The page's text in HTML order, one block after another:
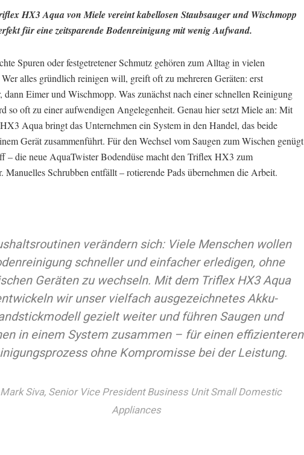
HX3 Aqua von Miele vereint kabellosen Staubsauger und Wischmopp
für eine zeitsparende Bodenreinigung mit wenig Aufwand.
Spuren oder festgetretener Schmutz gehören zum Alltag in vielen
alles gründlich reinigen will, greift oft zu mehreren Geräten: erst
dann Eimer und Wischmopp. Was zunächst nach einer schnellen Reinigung
so oft zu einer aufwendigen Angelegenheit. Genau hier setzt Miele an: Mit
Aqua bringt das Unternehmen ein System in den Handel, das beide
Gerät zusammenführt. Für den Wechsel vom Saugen zum Wischen genügt
– die neue AquaTwister Bodendüse macht den Triflex HX3 zum
Manuelles Schrubben entfällt – rotierende Pads übernehmen die Arbeit.
verändern sich: Viele Menschen wollen
schneller und einfacher erledigen, ohne
Geräten zu wechseln. Mit dem Triflex HX3 Aqua
wir unser vielfach ausgezeichnetes Akku-
gezielt weiter und führen Saugen und
in einem System zusammen – für einen effizienteren
ohne Kompromisse bei der Leistung.
Mark Siva, Senior Vice President Business Unit Small Domestic
Appliances